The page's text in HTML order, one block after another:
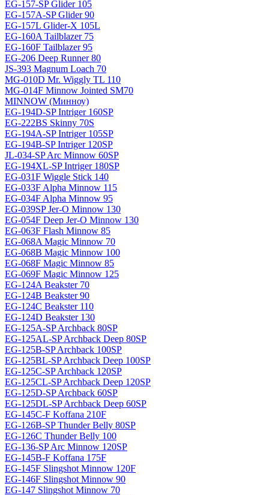
EG-157-SP Glider 105
EG-157A-SP Glider 90
EG-157L Glider-X 105L
EG-160A Tailblazer 75
EG-160F Tailblazer 95
EG-206 Deep Runner 80
JS-393 Magnum Loach 70
MG-010D Mr. Wiggly TL 110
MG-014F Minnow Jointed SM70
MINNOW (Минноу)
EG-194D-SP Intriger 160SP
EG-222BS Skinny 70S
EG-194A-SP Intriger 105SP
EG-194B-SP Intriger 120SP
JL-034-SP Arc Minnow 60SP
EG-194XL-SP Intriger 180SP
EG-031F Wiggle Stick 140
EG-033F Alpha Minnow 115
EG-034F Alpha Minnow 95
EG-039SP Jer-O Minnow 130
EG-054F Deep Jer-O Minnow 130
EG-063F Flash Minnow 85
EG-068A Magic Minnow 70
EG-068B Magic Minnow 100
EG-068F Magic Minnow 85
EG-069F Magiс Minnow 125
EG-124A Beakster 70
EG-124B Beakster 90
EG-124C Beakster 110
EG-124D Beakster 130
EG-125A-SP Archback 80SP
EG-125AL-SP Archback Deep 80SP
EG-125B-SP Archback 100SP
EG-125BL-SP Archback Deep 100SP
EG-125C-SP Archback 120SP
EG-125CL-SP Archback Deep 120SP
EG-125D-SP Archback 60SP
EG-125DL-SP Archback Deep 60SP
EG-145C-F Koffana 210F
EG-126B-SP Thunder Belly 80SP
EG-126C Thunder Belly 100
EG-136-SP Arc Minnow 120SP
EG-145B-F Koffana 175F
EG-145F Slingshot Minnow 120F
EG-146F Slingshot Minnow 90
EG-147 Slingshot Minnow 70